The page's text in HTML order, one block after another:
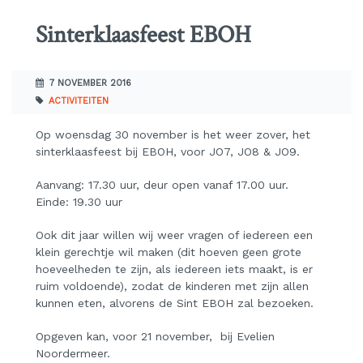
Sinterklaasfeest EBOH
7 NOVEMBER 2016
ACTIVITEITEN
Op woensdag 30 november is het weer zover, het
sinterklaasfeest bij EBOH, voor JO7, JO8 & JO9.
Aanvang: 17.30 uur, deur open vanaf 17.00 uur.
Einde: 19.30 uur
Ook dit jaar willen wij weer vragen of iedereen een
klein gerechtje wil maken (dit hoeven geen grote
hoeveelheden te zijn, als iedereen iets maakt, is er
ruim voldoende), zodat de kinderen met zijn allen
kunnen eten, alvorens de Sint EBOH zal bezoeken.
Opgeven kan, voor 21 november, bij Evelien
Noordermeer.